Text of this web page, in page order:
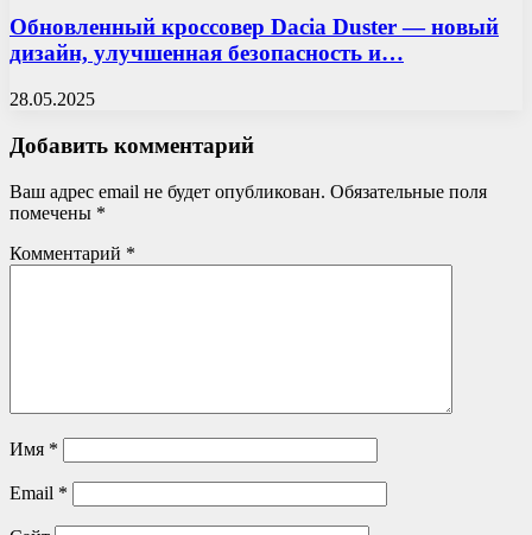
Обновленный кроссовер Dacia Duster — новый
дизайн, улучшенная безопасность и…
28.05.2025
Добавить комментарий
Ваш адрес email не будет опубликован. Обязательные поля
помечены *
Комментарий *
Имя *
Email *